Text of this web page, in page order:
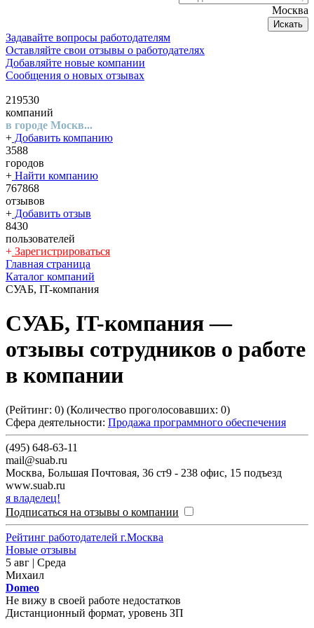
Москва
Искать
Задавайте вопросы работодателям
Оставляйте свои отзывы о работодателях
Добавляйте новые компании
Сообщения о новых отзывах
219530
компаний
в городе Москв...
+ Добавить компанию
3588
городов
+ Найти компанию
767868
отзывов
+ Добавить отзыв
8430
пользователей
+ Зарегистрироваться
Главная страница
Каталог компаний
СУАБ, IT-компания
СУАБ, IT-компания—
отзывы сотрудников о работе
в компании
(Рейтинг: 0) (Количество проголосовавших: 0)
Сфера деятельности: Продажа программного обеспечения
(495) 648-63-11
mail@suab.ru
Москва, Большая Почтовая, 36 ст9 - 238 офис, 15 подъезд
www.suab.ru
я владелец!
Подписаться на отзывы о компании
Рейтинг работодателей г.Москва
Новые отзывы
5 авг | Среда
Михаил
Domeo
Не вижу в своей работе недостатков
Дистанционный формат, уровень ЗП